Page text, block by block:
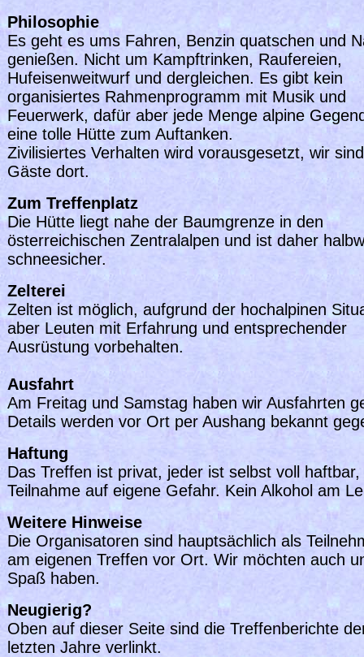
Philosophie
Es geht es ums Fahren, Benzin quatschen und
genießen. Nicht um Kampftrinken, Raufereien,
Hufeisenweitwurf und dergleichen. Es gibt kein
organisiertes Rahmenprogramm mit Musik und
Feuerwerk, dafür aber jede Menge alpine
eine tolle Hütte zum Auftanken.
Zivilisiertes Verhalten wird vorausgesetzt, wir sind
Gäste dort.
Zum Treffenplatz
Die Hütte liegt nahe der Baumgrenze in den
österreichischen Zentralalpen und ist daher
schneesicher.
Zelterei
Zelten ist möglich, aufgrund der hochalpinen
aber Leuten mit Erfahrung und entsprechender
Ausrüstung vorbehalten.
Ausfahrt
Am Freitag und Samstag haben wir Ausfahrten
Details werden vor Ort per Aushang bekannt
Haftung
Das Treffen ist privat, jeder ist selbst voll haftbar,
Teilnahme auf eigene Gefahr. Kein Alkohol am
Weitere Hinweise
Die Organisatoren sind hauptsächlich als
am eigenen Treffen vor Ort. Wir möchten auch
Spaß haben.
Neugierig?
Oben auf dieser Seite sind die Treffenberichte
letzten Jahre verlinkt.